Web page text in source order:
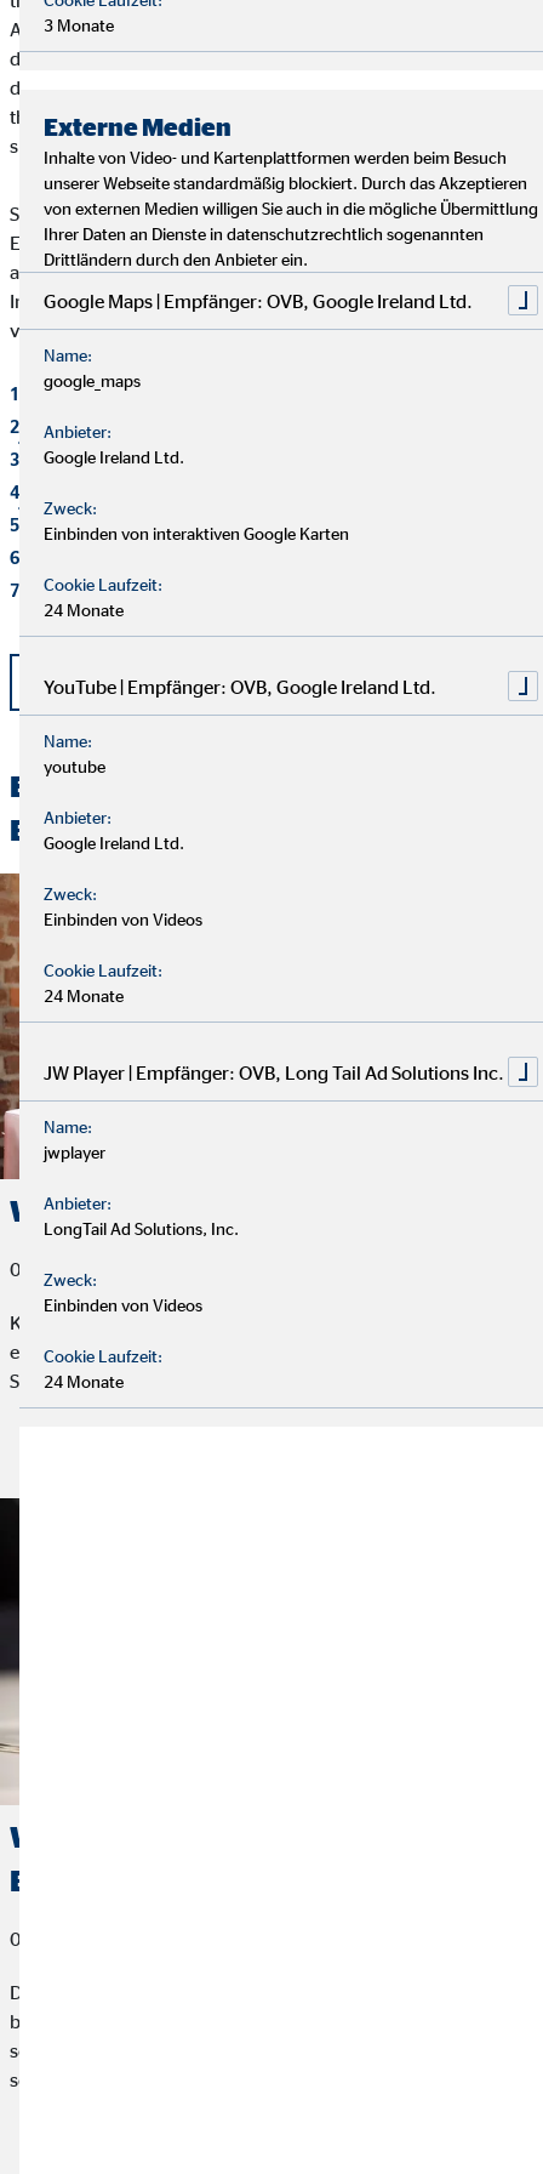
Auszahlung des Gewinns, während bei thesaurierenden ETFs
die erzielten Erträge automatisch wieder investiert werden. Da
die Reinvestition ohne erneute Gebührenkosten erfolgt, sind
thesaurierende ETFs für eine langfristige Anlage oft die
sinnvollere Lösung.
7
Summa summarum klingen ETFs nach einer sinnvollen
Ergänzung für jedes Anlegerportfolio. Aber Vorsicht: Wie bei
allen Anlageformen sollte man sich auch bei ETFs vor dem
Investment intensiv informieren und im Bestfall Unterstützung
von einem Experten einholen.
1
2 justetf.com
3 aktien-kaufen-fuer-anfaenger.de
4 justetf.com
5 aktien-kaufen-fuer-anfaenger.de
6
7 aktien-kaufen-fuer-anfaenger.de
zurück
Entdecken Sie unsere spannenden
Beiträge
Wie sicher ist Online-Banking?
08. Oktober 2019
Kontostand abfragen, Geld überweisen, Daueraufträge
einrichten: Online-Banking ist beliebt. Doch wie sicher ist der
Spaß?
Wie funktioniert eigentlich die
Börse?
07. Januar 2019
Dass an der Börse mit Aktien gehandelt wird, ist den meisten
bekannt. Aber im Regelfall hört hier das Finanzwissen auch
schon auf. Dabei sind die Funktionsweisen der Börse relativ
schnell erklärt.
3 Monate
Externe Medien
Inhalte von Video- und Kartenplattformen werden beim Besuch
unserer Webseite standardmäßig blockiert. Durch das Akzeptieren
von externen Medien willigen Sie auch in die mögliche Übermittlung
Ihrer Daten an Dienste in datenschutzrechtlich sogenannten
Drittländern durch den Anbieter ein.
Google Maps | Empfänger: OVB, Google Ireland Ltd.
Name:
google_maps
Anbieter:
Google Ireland Ltd.
Zweck:
Einbinden von interaktiven Google Karten
Cookie Laufzeit:
24 Monate
YouTube | Empfänger: OVB, Google Ireland Ltd.
Name:
youtube
Anbieter:
Google Ireland Ltd.
Zweck:
Einbinden von Videos
Cookie Laufzeit:
24 Monate
JW Player | Empfänger: OVB, Long Tail Ad Solutions Inc.
Name:
jwplayer
Anbieter:
LongTail Ad Solutions, Inc.
Zweck:
Einbinden von Videos
Cookie Laufzeit:
24 Monate